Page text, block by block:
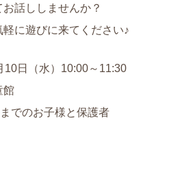
話ししませんか？
に遊びに来てください♪
日（水）10:00～11:30
館
でのお子様と保護者